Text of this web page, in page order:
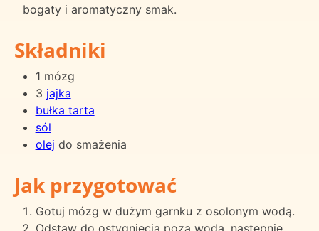
bogaty i aromatyczny smak.
Składniki
1 mózg
3 jajka
bułka tarta
sól
olej do smażenia
Jak przygotować
Gotuj mózg w dużym garnku z osolonym wodą.
Odstaw do ostygnięcia poza wodą, następnie